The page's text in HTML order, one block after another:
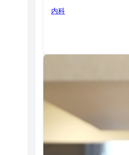
内科